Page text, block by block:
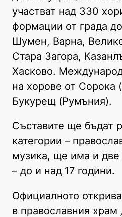
участват над 330
формации от града
Шумен, Варна,
Стара Загора,
Хасково.
на хорове от Сорока
Букурещ (Румъния).
Съставите ще бъдат
категории –
музика, ще има и две
– до и над 17 години.
Официалното
в православния храм